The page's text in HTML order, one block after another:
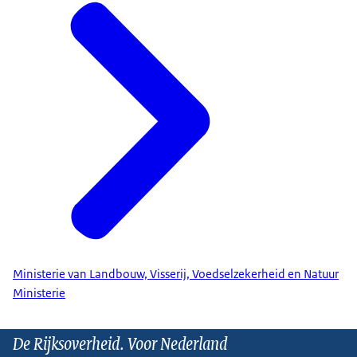
Ministerie van Landbouw, Visserij, Voedselzekerheid en Natuur
Ministerie
De Rijksoverheid. Voor Nederland